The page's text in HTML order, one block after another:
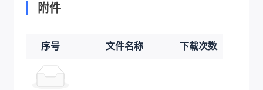
附件
序号 文件名称 下载次数